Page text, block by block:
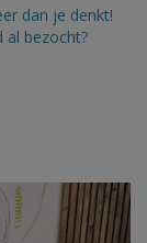
dan je denkt!
al bezocht?